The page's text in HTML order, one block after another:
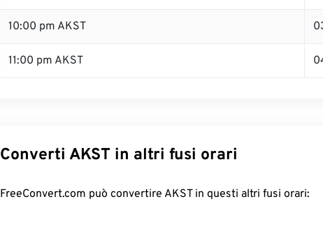
10:00 pm AKST
11:00 pm AKST
Converti AKST in altri fusi orari
FreeConvert.com può convertire AKST in questi altri fusi orari: